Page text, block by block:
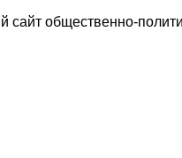
общественно-